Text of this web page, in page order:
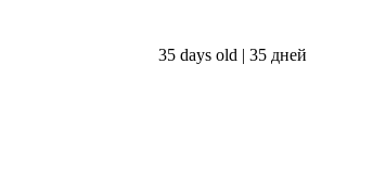
35 days old | 35 дней